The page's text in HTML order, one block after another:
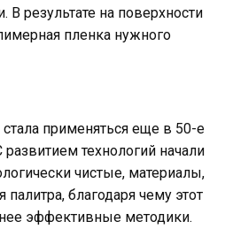
результате на поверхности
пленка нужного
применяться еще в 50-е
технологий начали
чистые, материалы,
благодаря чему этот
эффективные методики.